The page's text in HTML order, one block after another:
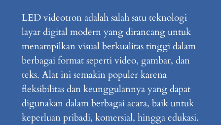
LED videotron adalah salah satu teknologi
layar digital modern yang dirancang untuk
menampilkan visual berkualitas tinggi dalam
berbagai format seperti video, gambar, dan
teks. Alat ini semakin populer karena
fleksibilitas dan keunggulannya yang dapat
digunakan dalam berbagai acara, baik untuk
keperluan pribadi, komersial, hingga edukasi.